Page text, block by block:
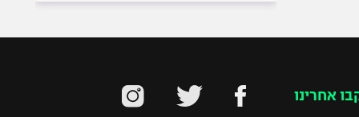
אחרינו